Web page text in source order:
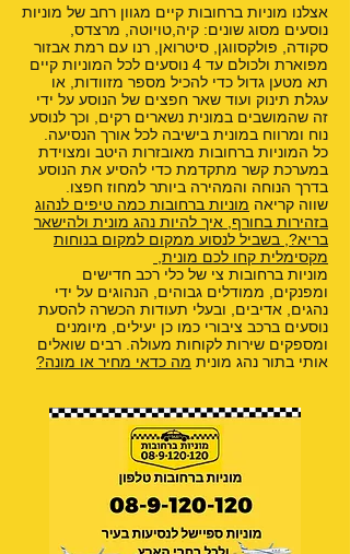
אצלנו מוניות ברחובות קיים מגוון רחב של מוניות
נוסעים מסוג שונים: קיה,טויוטה, מרצדס,
סקודה, פולקסווגן, סיטרואן, רנו עם רמת אבזור
מפוארת ולכולם עד 4 נוסעים לכל המוניות קיים
תא מטען גדול כדי להכיל מספר מזוודות, או
עגלת תינוק ועוד שאר חפצים של הנוסע על ידי
זה שהמושבים במונית נשארים רקים, וכך לנוסע
נוח ומרווח במונית בישיבה לכל אורך הנסיעה.
כל המוניות ברחובות מאובזרות היטב ומצוידת
במערכת קשר מתקדמת כדי להסיע את הנוסע
בדרך הנוחה והמהירה ביותר למחוז חפצו.
שווה קריאה מוניות ברחובות כמה טיפים לנהוג
בזהירות בחורף
איך להיות נהג מונית ולהישאר
בריא? בשביל לנסוע ממקום למקום בנוחות
מקסימלית קחו לכם מונית
מוניות ברחובות צי של כלי רכב חדישים
ומפנקים, ממודלים גבוהים, הנהוגים על ידי
נהגים, אדיבים, ובעלי תעודות הכשרה להסעת
נוסעים ברכב ציבורי כמו כן יעילים, מיומנים
ומספקים שירות לקוחות מעולה. רבים שואלים
אותי בתור נהג מונית מה כדאי מחיר או מונה?